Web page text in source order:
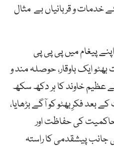
خدمات و قربانیاں بے مثال
پیغام میں پی پی پی
ایک باوقار، حوصلہ مند و
عظیم خاوند کا ہر دکھ سکھ
بعد فکرِبھٹو کو آگے بڑھایا،
کی حفاظت اور
پیشقدمی کا راستہ